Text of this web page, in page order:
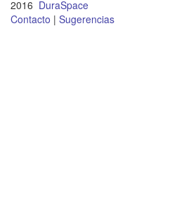
2016 DuraSpace
Contacto | Sugerencias